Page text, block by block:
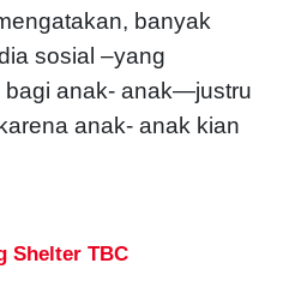
banyak
sosial –yang
bagi anak- anak—justru
anak- anak kian
Shelter TBC